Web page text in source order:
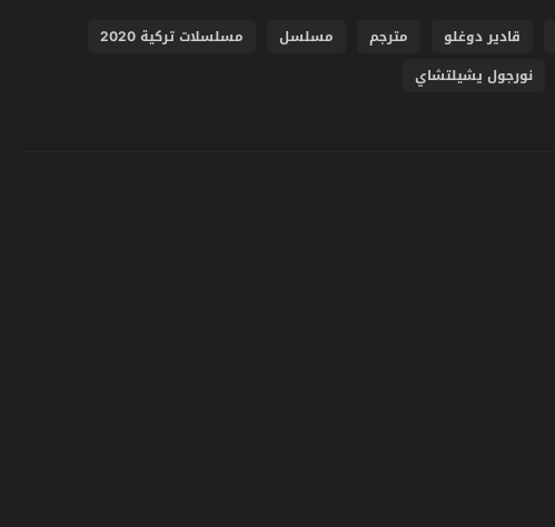
قادير دوغلو مترجم مسلسل
مسلسلات تركية 2020
نورجول يشيلتشاي